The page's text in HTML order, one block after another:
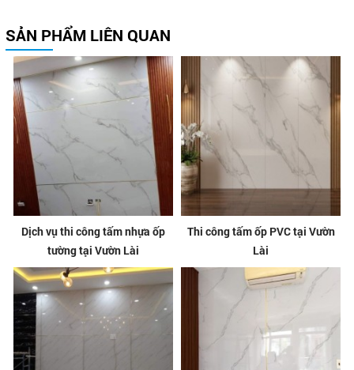
SẢN PHẨM LIÊN QUAN
Dịch vụ thi công tấm nhựa ốp
tường tại Vườn Lài
Thi công tấm ốp PVC tại Vườn
Lài